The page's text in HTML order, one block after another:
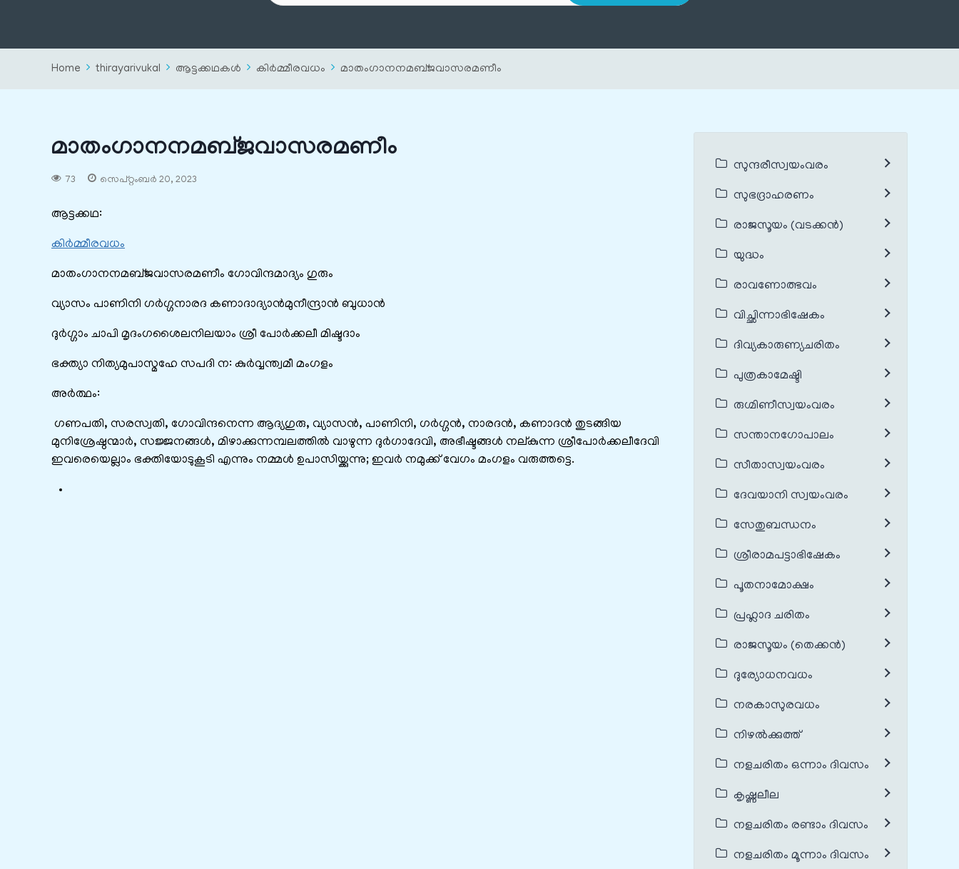
Home thirayarivukal ആട്ടക്കഥകൾ കിർമ്മീരവധം മാതംഗാനനമബ്‌ജവാസരമണീം
മാതംഗാനനമബ്‌ജവാസരമണീം
73 സെപ്റ്റംബർ 20, 2023
ആട്ടക്കഥ:
കിർമ്മീരവധം
മാതംഗാനനമബ്‌ജവാസരമണീം ഗോവിന്ദമാദ്യം ഗുരും
വ്യാസം പാണിനി ഗർഗ്ഗനാരദ കണാദാദ്യാൻമുനീന്ദ്രാൻ ബുധാൻ
ദുർഗ്ഗാം ചാപി മൃദംഗശൈലനിലയാം ശ്രീ പോർക്കലീ മിഷ്ടദാം
ഭക്ത്യാ നിത്യമുപാസ്മഹേ സപദി ന: കുർവ്വന്ത്വമീ മംഗളം
അർത്ഥം:
ഗണപതി, സരസ്വതി, ഗോവിന്ദനെന്ന ആദ്യഗുരു, വ്യാസൻ, പാണിനി, ഗർഗ്ഗൻ, നാരദൻ, കണാദൻ തുടങ്ങിയ
മുനിശ്രേഷ്ഠന്മാർ, സജ്ജനങ്ങൾ, മിഴാക്കുന്നമ്പലത്തിൽ വാഴുന്ന ദുർഗാദേവി, അഭീഷ്ടങ്ങൾ നല്കുന്ന ശ്രീപോർക്കലീദേവി
ഇവരെയെല്ലാം ഭക്തിയോടുകൂടി എന്നും നമ്മൾ ഉപാസിയ്ക്കുന്നു; ഇവർ നമുക്ക് വേഗം മംഗളം വരുത്തട്ടെ.
സുന്ദരീസ്വയംവരം
സുഭദ്രാഹരണം
രാജസൂയം (വടക്കൻ)
യുദ്ധം
രാവണോത്ഭവം
വിച്ഛിന്നാഭിഷേകം
ദിവ്യകാരുണ്യചരിതം
പുത്രകാമേഷ്ടി
രുഗ്മിണീസ്വയംവരം
സന്താനഗോപാലം
സീതാസ്വയംവരം
ദേവയാനി സ്വയംവരം
സേതുബന്ധനം
ശ്രീരാമപട്ടാഭിഷേകം
പൂതനാമോക്ഷം
പ്രഹ്ലാദ ചരിതം
രാജസൂയം (തെക്കൻ)
ദുര്യോധനവധം
നരകാസുരവധം
നിഴൽക്കുത്ത്
നളചരിതം ഒന്നാം ദിവസം
കൃഷ്ണലീല
നളചരിതം രണ്ടാം ദിവസം
നളചരിതം മൂന്നാം ദിവസം